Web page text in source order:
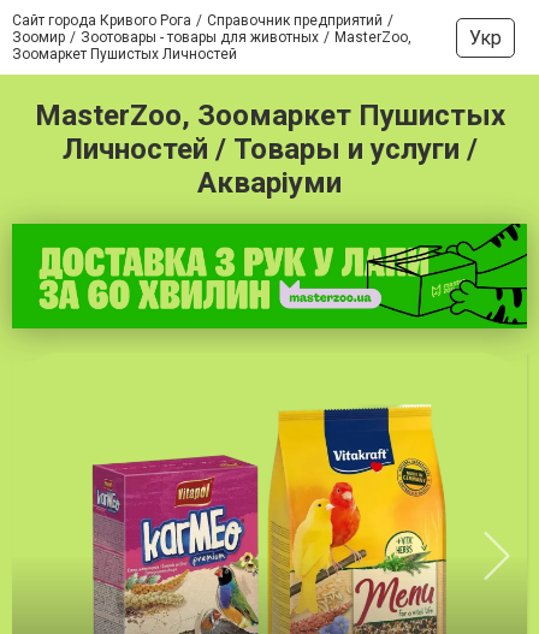
Сайт города Кривого Рога
Справочник предприятий
Зоомир
Зоотовары - товары для животных
MasterZoo,
Зоомаркет Пушистых Личностей
Укр
MasterZoo, Зоомаркет Пушистых
Личностей / Товары и услуги /
Акваріуми